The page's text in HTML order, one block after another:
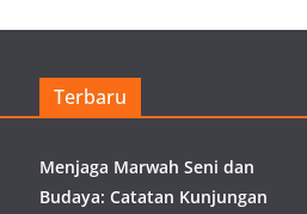
Terbaru
Menjaga Marwah Seni dan
Budaya: Catatan Kunjungan